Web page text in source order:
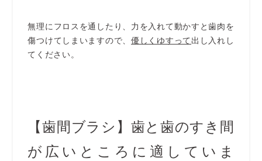
無理にフロスを通したり、力を入れて動かすと歯肉を
傷つけてしまいますので、優しくゆすって 出し入れし
てください。
【歯間ブラシ】歯と歯のすき間
が広いところに適していま